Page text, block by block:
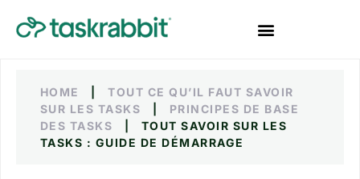
HOME
TOUT CE QU’IL FAUT SAVOIR
SUR LES TASKS
PRINCIPES DE BASE
DES TASKS
TOUT SAVOIR SUR LES
TASKS : GUIDE DE DÉMARRAGE